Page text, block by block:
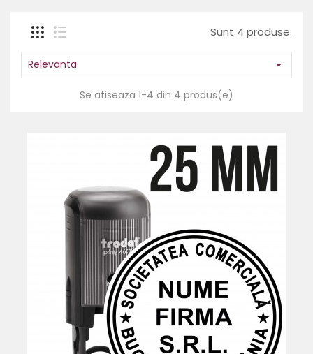
Sunt 4 produse.
Relevanta 
Se afiseaza 1-4 din 4 produs(e)